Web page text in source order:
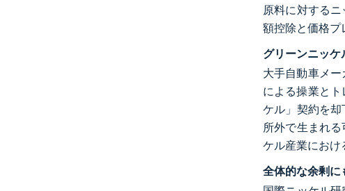
原料に対する
額控除と価格プ
グリーンニッ
大手自動車メ
による操業と
ケル」契約を却
所外で生まれ
ケル産業におけ
全体的な余剰に